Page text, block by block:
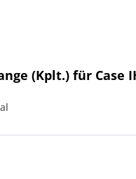
(Kplt.) für Case